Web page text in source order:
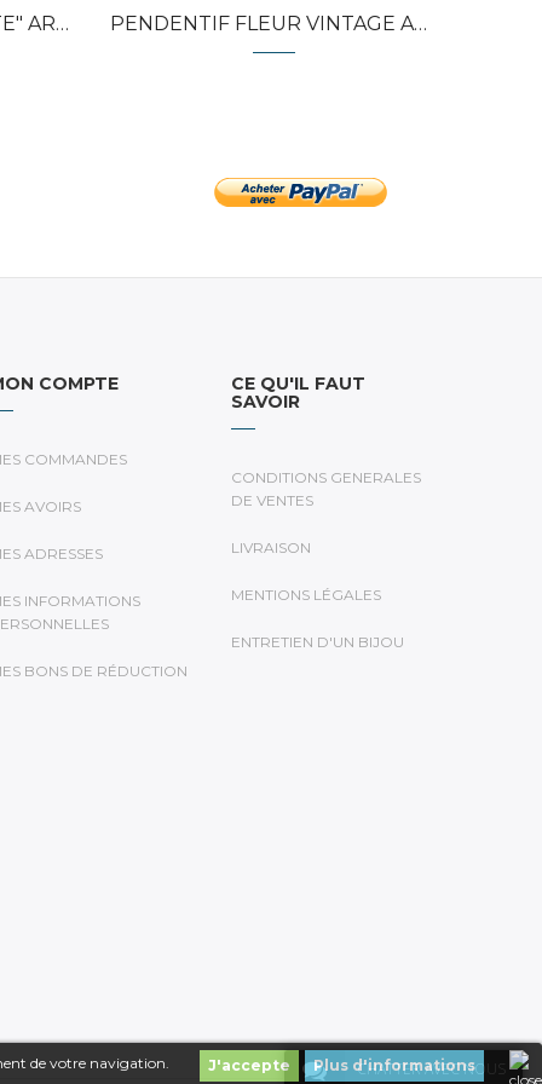
de votre navigation. J'accepte Plus d'informations
PENDENTIF FLEUR VINTAGE ARGENT...
COMPTE
COMMANDES
AVOIRS
ADRESSES
INFORMATIONS
BONS DE RÉDUCTION
CE QU'IL FAUT
SAVOIR
CONDITIONS GENERALES
DE VENTES
LIVRAISON
MENTIONS LÉGALES
ENTRETIEN D'UN BIJOU
CHATTER AVEC NOUS